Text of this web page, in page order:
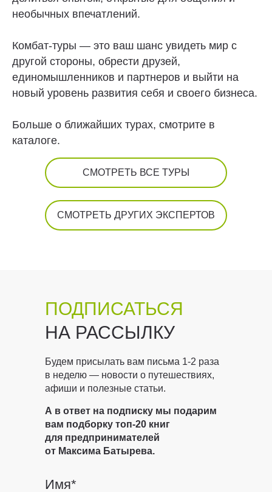
необычных впечатлений.
Комбат-туры — это ваш шанс увидеть мир с
другой стороны, обрести друзей,
единомышленников и партнеров и выйти на
новый уровень развития себя и своего бизнеса.
Больше о ближайших турах, смотрите в
каталоге.
СМОТРЕТЬ ВСЕ ТУРЫ
СМОТРЕТЬ ДРУГИХ ЭКСПЕРТОВ
ПОДПИСАТЬСЯ
НА РАССЫЛКУ
Будем присылать вам письма 1-2 раза
в неделю — новости о путешествиях,
афиши и полезные статьи.
Имя*
А в ответ на подписку мы подарим
вам подборку топ-20 книг
для предпринимателей
от Максима Батырева.